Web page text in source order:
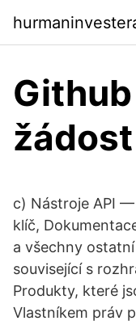
c) Nástroje API —
klíč,
a všechny
související s
Produkty, které
Vlastníkem práv